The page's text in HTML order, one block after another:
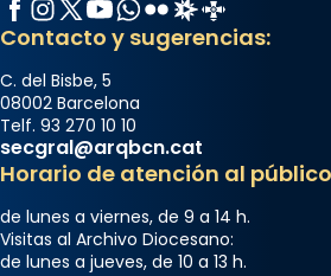
Contacto y sugerencias:
C. del Bisbe, 5
08002 Barcelona
Telf. 93 270 10 10
secgral@arqbcn.cat
Horario de atención al
de lunes a viernes, de 9 a 14 h.
Visitas al Archivo Diocesano:
de lunes a jueves, de 10 a 13 h.